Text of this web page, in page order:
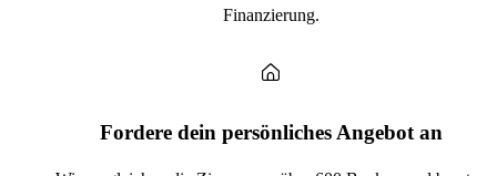
Finanzierung.
Fordere dein persönliches Angebot an